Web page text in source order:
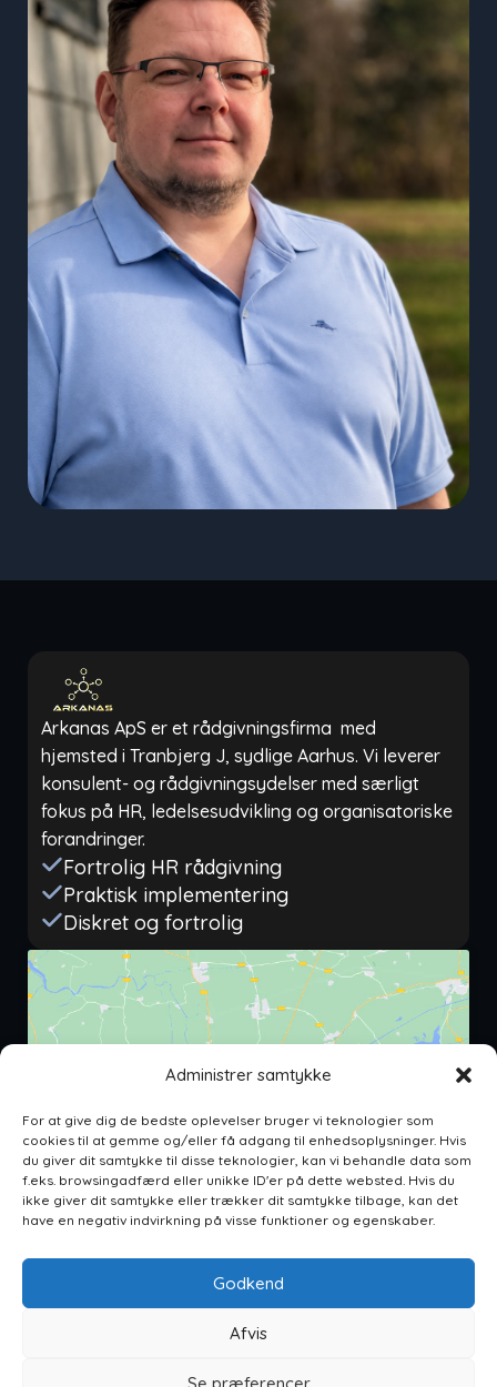
Administrer samtykke
cookies til at gemme og/eller få adgang til enhedsoplysninger. Hvis
f.eks. browsingadfærd eller unikke ID'er på dette websted. Hvis du
ikke giver dit samtykke eller trækker dit samtykke tilbage, kan det
have en negativ indvirkning på visse funktioner og egenskaber.
Godkend
Afvis
Se præferencer
Cookiepolitik
Arkanas ApS er et rådgivningsfirma med
hjemsted i Tranbjerg J, sydlige Aarhus. Vi leverer
konsulent- og rådgivningsydelser med særligt
fokus på HR, ledelsesudvikling og organisatoriske
forandringer.
Fortrolig HR rådgivning
Praktisk implementering
Diskret og fortrolig
cookies og aktivere dette indhold
Tingskoven 6, 8310 Tranbjerg J